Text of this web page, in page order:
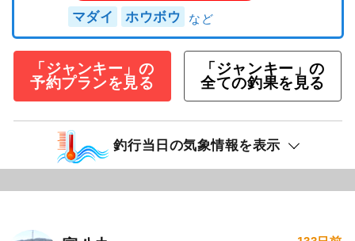
マダイ ホウボウ
「ジャンキー」の
予約プランを見る
「ジャンキー」の
全ての釣果を見る
釣行当日の気象情報を表示